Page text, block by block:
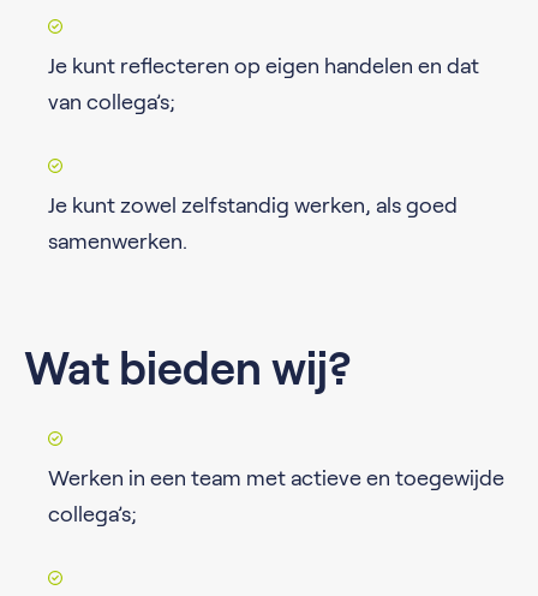
Je kunt reflecteren op eigen handelen en dat
van collega’s;
Je kunt zowel zelfstandig werken, als goed
samenwerken.
Wat bieden wij?
Werken in een team met actieve en toegewijde
collega’s;